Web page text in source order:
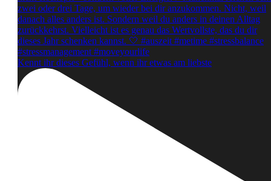
Kennt ihr dieses Gefühl, wenn ihr etwas am liebste